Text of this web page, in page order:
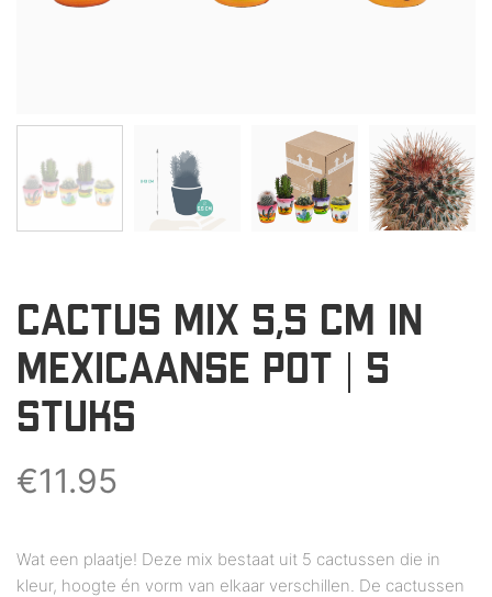
CACTUS MIX 5,5 CM IN
MEXICAANSE POT | 5
STUKS
€11.95
Wat een plaatje! Deze mix bestaat uit 5 cactussen die in
kleur, hoogte én vorm van elkaar verschillen. De cactussen